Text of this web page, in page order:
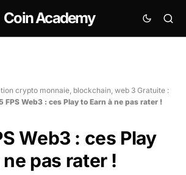
Coin Academy
crypto monnaie, blockchain, web 3 Gratuite :
FPS Web3 : ces Play to Earn à ne pas rater !
Web3 : ces Play
ne pas rater !